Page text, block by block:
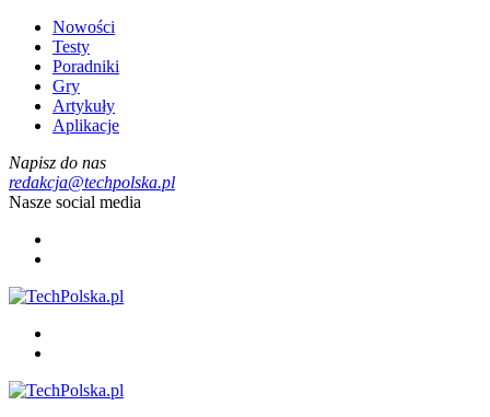
Nowości
Testy
Poradniki
Gry
Artykuły
Aplikacje
Napisz do nas
redakcja@techpolska.pl
Nasze social media